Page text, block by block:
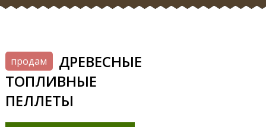
продам
ДРЕВЕСНЫЕ
ТОПЛИВНЫЕ
ПЕЛЛЕТЫ